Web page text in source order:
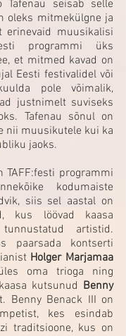
Tafenau seisab selle
oleks mitmekülgne ja
erinevaid muusikalisi
programmi üks
et mitmed kavad on
Eesti festivalidel või
pole võimalik,
justnimelt suviseks
Tafenau sõnul on
nii muusikutele kui ka
jaoks.
TAFF:festi programmi
kodumaiste
siis sel aastal on
kus löövad kaasa
tunnustatud artistid.
paarsada kontserti
Holger Marjamaa
oma trioga ning
kutsunud Benny
Benny Benack III on
kes esindab
traditsioone, kus on